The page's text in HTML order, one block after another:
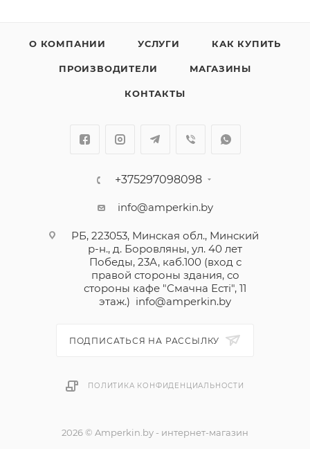
О КОМПАНИИ УСЛУГИ КАК КУПИТЬ
ПРОИЗВОДИТЕЛИ МАГАЗИНЫ
КОНТАКТЫ
+375297098098
info@amperkin.by
РБ, 223053, Минская обл., Минский
р-н., д. Боровляны, ул. 40 лет
Победы, 23А, каб.100 (вход с
правой стороны здания, со
стороны кафе "Смачна Естi", 11
этаж.) info@amperkin.by
ПОДПИСАТЬСЯ НА РАССЫЛКУ
ПОЛИТИКА КОНФИДЕНЦИАЛЬНОСТИ
2026 © Amperkin.by - интернет-магазин